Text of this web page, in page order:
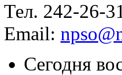
Тел. 242-26-
Email:
Сегодня